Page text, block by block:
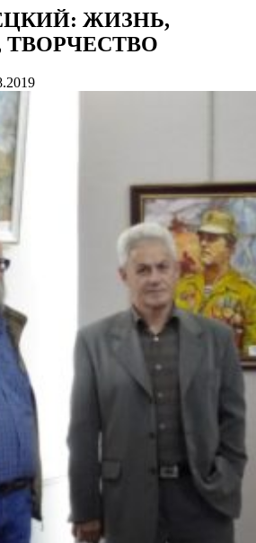
ЖИЗНЬ,
ТВОРЧЕСТВО